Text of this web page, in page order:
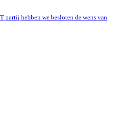
partij hebben we besloten de wens van